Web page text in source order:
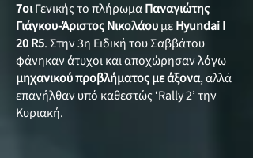
7οιΓενικής το πλήρωμαΠαναγιώτης
Γιάγκου-Άριστος ΝικολάουμεHyundai I
20 R5. Στην 3η Ειδική του Σαββάτου
φάνηκαν άτυχοι και αποχώρησαν λόγω
μηχανικού προβλήματος με άξονα, αλλά
επανήλθαν υπό καθεστώς ‘Rally 2’ την
Κυριακή.